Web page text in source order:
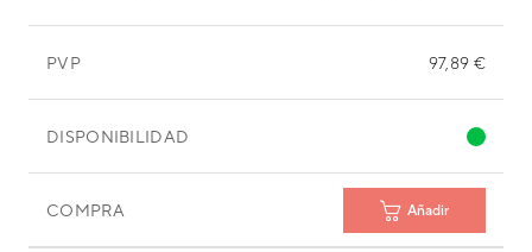
PVP 97,89 €
DISPONIBILIDAD
COMPRA Añadir